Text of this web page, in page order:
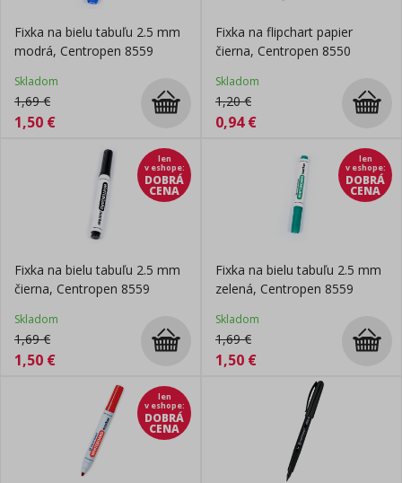
Fixka na bielu tabuľu 2.5 mm
modrá, Centropen 8559
Skladom
1,69€
1,50 €
Fixka na flipchart papier
čierna, Centropen 8550
Skladom
1,20€
0,94€
len
v eshope:
DOBRÁ
CENA
Fixka na bielu tabuľu 2.5 mm
čierna, Centropen 8559
Skladom
1,69€
1,50 €
len
v eshope:
DOBRÁ
CENA
Fixka na bielu tabuľu 2.5 mm
zelená, Centropen 8559
Skladom
1,69€
1,50 €
len
v eshope:
DOBRÁ
CENA